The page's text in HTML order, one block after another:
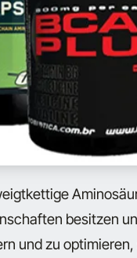
besitzen
und zu